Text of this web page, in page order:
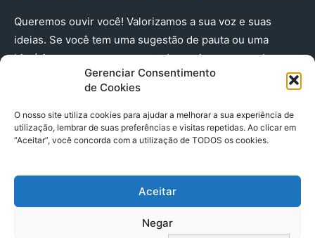
Gerenciar Consentimento
de Cookies
O nosso site utiliza cookies para ajudar a melhorar a sua experiência de
utilização, lembrar de suas preferências e visitas repetidas. Ao clicar em
“Aceitar”, você concorda com a utilização de TODOS os cookies.
Aceitar
Negar
Queremos ouvir você! Valorizamos a sua voz e suas
ideias. Se você tem uma sugestão de pauta ou uma
história que merece ser contada, envie-nos agora!
(91) 98224 - 3111
© 2025 A Província do Pará CNPJ: 04.901.141/0001-36 End .
Trav. Quintino Bocaiuva 2301, Ed. Rogério Fernandez – Sala